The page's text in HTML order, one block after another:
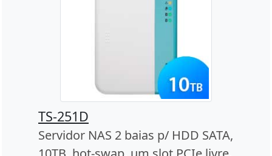
TS-251D
Servidor NAS 2 baias p/ HDD SATA,